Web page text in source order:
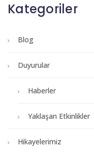
Kategoriler
Blog
Duyurular
Haberler
Yaklaşan Etkinlikler
Hikayelerimiz